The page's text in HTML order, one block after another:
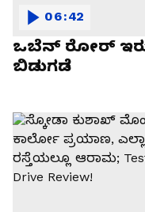
ಒಬೆನ್ ರೋರ್
ಬಿಡುಗಡೆ
06:42